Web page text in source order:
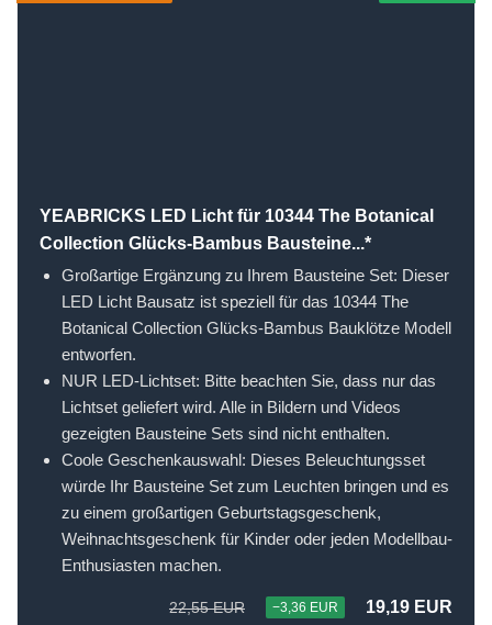
YEABRICKS LED Licht für 10344 The Botanical
Collection Glücks-Bambus Bausteine...*
Großartige Ergänzung zu Ihrem Bausteine Set: Dieser
LED Licht Bausatz ist speziell für das 10344 The
Botanical Collection Glücks-Bambus Bauklötze Modell
entworfen.
NUR LED-Lichtset: Bitte beachten Sie, dass nur das
Lichtset geliefert wird. Alle in Bildern und Videos
gezeigten Bausteine Sets sind nicht enthalten.
Coole Geschenkauswahl: Dieses Beleuchtungsset
würde Ihr Bausteine Set zum Leuchten bringen und es
zu einem großartigen Geburtstagsgeschenk,
Weihnachtsgeschenk für Kinder oder jeden Modellbau-
Enthusiasten machen.
22,55 EUR −3,36 EUR 19,19 EUR